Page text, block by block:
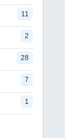
11
2
28
7
1